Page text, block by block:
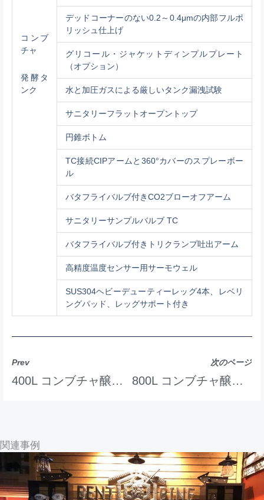
コンブ
チャ
発酵タ
ンク
デッドコーナーのない0.2～0.4μmの内部フルポ
リッシュ仕上げ
グリコール・ジャケットディンプルプレート
（オプション）
水と加圧ガスによる厳しいタンク漏洩試験
サニタリーフラットオープントップ
円錐ボトム
TC接続CIPアームと360°カバーのスプレーボー
ル
バタフライバルブ付きCO2ブローオフアーム
サニタリーサンプルバルブ TC
バタフライバルブ付きトリクランプ吐出アーム
高精度温度センサー用サーモウェル
SUS304ヘビーデューティーレッグ4本、レベリ
ングパッド、レッグサポート付き
Prev
400L コンブチャ醸造装置
次のページ
800L コンブチャ醸造装置
関連事例